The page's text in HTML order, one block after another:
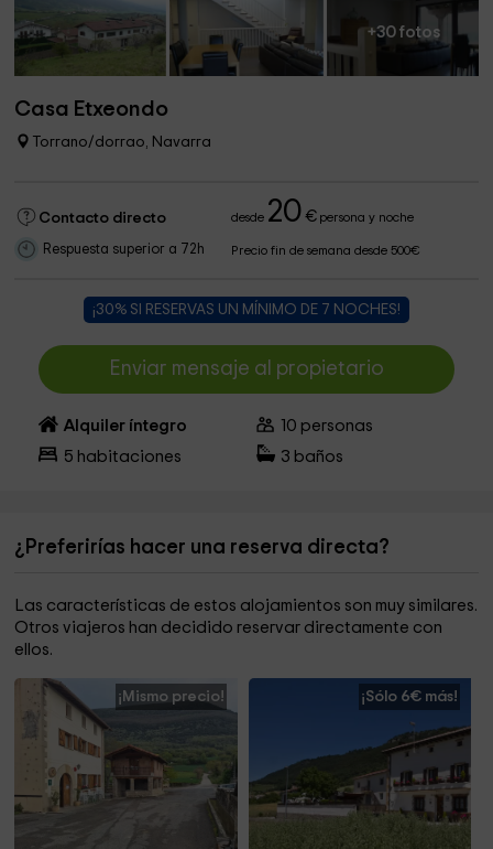
+30 fotos
Casa Etxeondo
Torrano/dorrao, Navarra
Contacto directo desde 20 €persona y noche
Respuesta superior a 72h Precio fin de semana desde 500€
¡30% SI RESERVAS UN MÍNIMO DE 7 NOCHES!
Enviar mensaje al propietario
Alquiler íntegro 10 personas
5 habitaciones 3 baños
¿Preferirías hacer una reserva directa?
Las características de estos alojamientos son muy similares.
Otros viajeros han decidido reservar directamente con
ellos.
¡Mismo precio! ¡Sólo 6€ más!